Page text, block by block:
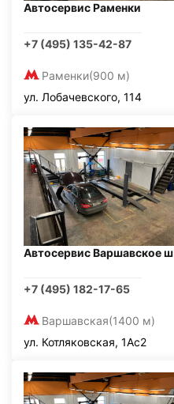
Автосервис Раменки
+7 (495) 135-42-87
Раменки(900 м)
ул. Лобачевского, 114
Автосервис Варшавское ш
+7 (495) 182-17-65
Варшавская(1400 м)
ул. Котляковская, 1Ас2